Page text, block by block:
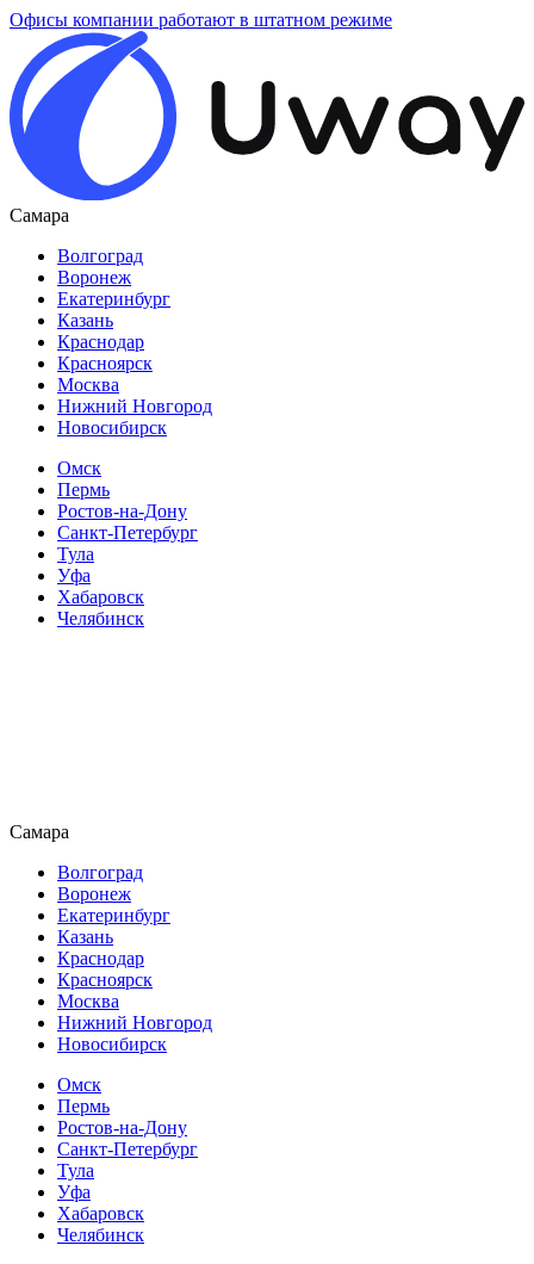
Офисы компании работают в штатном режиме
Самара
Волгоград
Воронеж
Екатеринбург
Казань
Краснодар
Красноярск
Москва
Нижний Новгород
Новосибирск
Омск
Пермь
Ростов-на-Дону
Санкт-Петербург
Тула
Уфа
Хабаровск
Челябинск
Самара
Волгоград
Воронеж
Екатеринбург
Казань
Краснодар
Красноярск
Москва
Нижний Новгород
Новосибирск
Омск
Пермь
Ростов-на-Дону
Санкт-Петербург
Тула
Уфа
Хабаровск
Челябинск